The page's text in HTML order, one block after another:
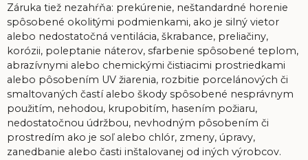
Záruka tiež nezahŕňa: prekúrenie, neštandardné horenie
spôsobené okolitými podmienkami, ako je silný vietor
alebo nedostatočná ventilácia, škrabance, preliačiny,
korózii, poleptanie náterov, sfarbenie spôsobené teplom,
abrazívnymi alebo chemickými čistiacimi prostriedkami
alebo pôsobením UV žiarenia, rozbitie porcelánových či
smaltovaných častí alebo škody spôsobené nesprávnym
použitím, nehodou, krupobitím, hasením požiaru,
nedostatočnou údržbou, nevhodným pôsobením či
prostredím ako je soľ alebo chlór, zmeny, úpravy,
zanedbanie alebo časti inštalovanej od iných výrobcov.